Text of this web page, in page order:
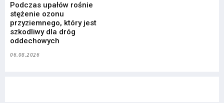
Podczas upałów rośnie
stężenie ozonu
przyziemnego, który jest
szkodliwy dla dróg
oddechowych
06.08.2026